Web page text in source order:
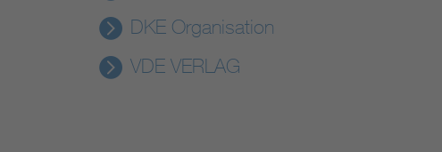
DKE Organisation
VDE VERLAG